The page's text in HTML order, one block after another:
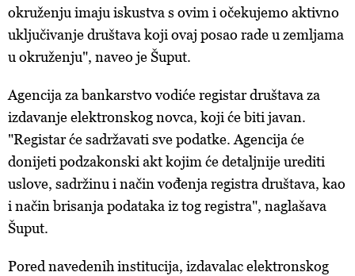
okruženju imaju iskustva s ovim i očekujemo aktivno
uključivanje društava koji ovaj posao rade u zemljama
u okruženju", naveo je Šuput.
Agencija za bankarstvo vodiće registar društava za
izdavanje elektronskog novca, koji će biti javan.
"Registar će sadržavati sve podatke. Agencija će
donijeti podzakonski akt kojim će detaljnije urediti
uslove, sadržinu i način vođenja registra društava, kao
i način brisanja podataka iz tog registra", naglašava
Šuput.
Pored navedenih institucija, izdavalac elektronskog